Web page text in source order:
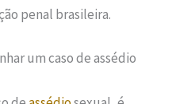
penal brasileira.
um caso de assédio